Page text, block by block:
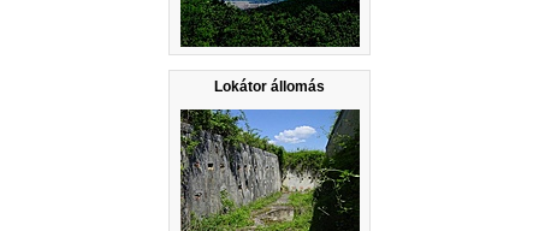
Lokátor állomás